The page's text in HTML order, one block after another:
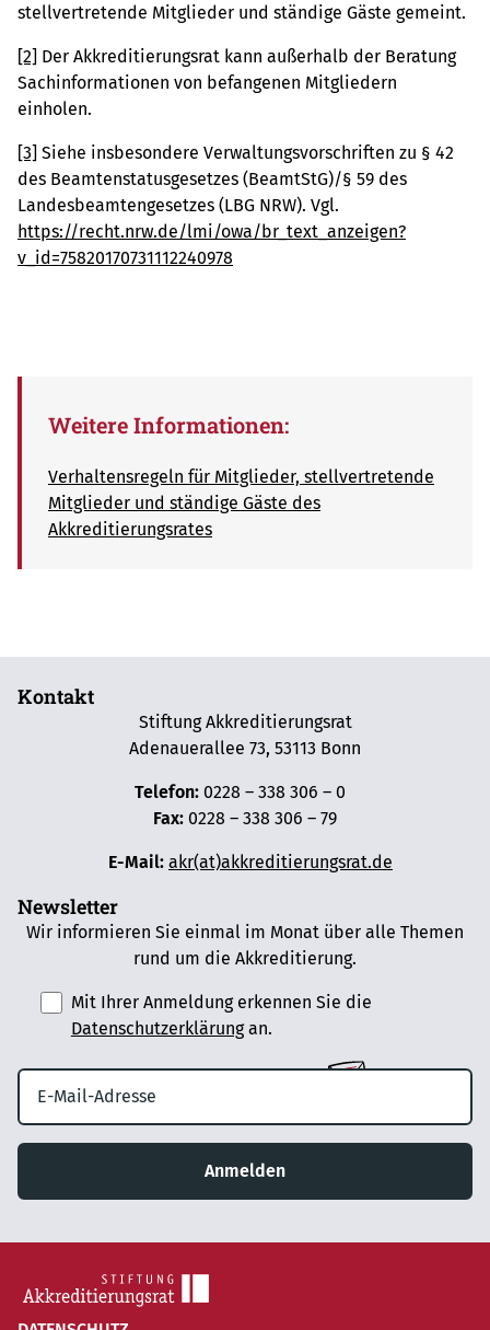
stellvertretende Mitglieder und ständige Gäste gemeint.
[2] Der Akkreditierungsrat kann außerhalb der Beratung
Sachinformationen von befangenen Mitgliedern
einholen.
[3] Siehe insbesondere Verwaltungsvorschriften zu § 42
des Beamtenstatusgesetzes (BeamtStG)/§ 59 des
Landesbeamtengesetzes (LBG NRW). Vgl.
https://recht.nrw.de/lmi/owa/br_text_anzeigen?
v_id=75820170731112240978
Weitere Informationen:
Verhaltensregeln für Mitglieder, stellvertretende
Mitglieder und ständige Gäste des
Akkreditierungsrates
Kontakt
Stiftung Akkreditierungsrat
Adenauerallee 73, 53113 Bonn
Telefon:0228 – 338 306 – 0
Fax: 0228 – 338 306 – 79
E-Mail: akr(at)akkreditierungsrat.de
Newsletter
Wir informieren Sie einmal im Monat über alle Themen
rund um die Akkreditierung.
Mit Ihrer Anmeldung erkennen Sie die
Datenschutzerklärungan.
Anmelden